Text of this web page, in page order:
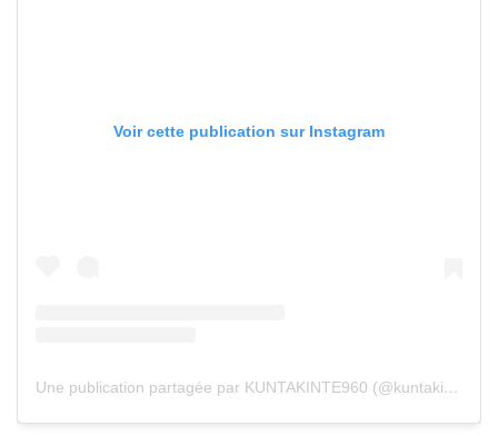
Voir cette publication sur Instagram
Une publication partagée par KUNTAKINTE960 (@kuntakinte960)